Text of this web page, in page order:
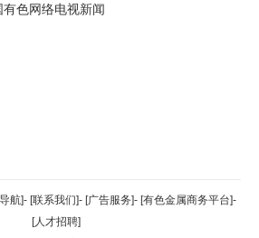
色网络电视新闻
返回顶部
返回首页
航]- [联系我们]- [广告服务]- [有色金属商务平台]-
[人才招聘]